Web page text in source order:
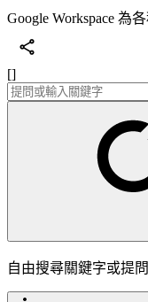
Google Workspace 為
[]
自由搜尋關鍵字或提問